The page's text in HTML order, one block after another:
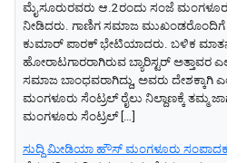
ಮೈಸೂರುರವರು ಆ.2ರಂದು ಸಂಜೆ ಮಂಗಳೂರು
ನೀಡಿದರು. ಗಾಣಿಗ ಸಮಾಜ ಮುಖಂಡರೊಂದಿಗೆ
ಕುಮಾರ್‌ ಪಾರಕ್‌ ಭೇಟಿಯಾದರು. ಬಳಿಕ
ಹೋರಾಟಗಾರರಾಗಿರುವ ಬ್ಯಾರಿಸ್ಟರ್‌ ಅತ್ತಾವರ
ಸಮಾಜ ಬಾಂಧವರಾಗಿದ್ದು, ಅವರು ದೇಶಕ್ಕಾಗಿ
ಮಂಗಳೂರು ಸೆಂಟ್ರಲ್‌ ರೈಲು ನಿಲ್ದಾಣಕ್ಕೆ ತಮ್ಮ
ಮಂಗಳೂರು ಸೆಂಟ್ರಲ್‌ […]
ಸುದ್ದಿ ಮೀಡಿಯಾ ಹೌಸ್ ಮಂಗಳೂರು